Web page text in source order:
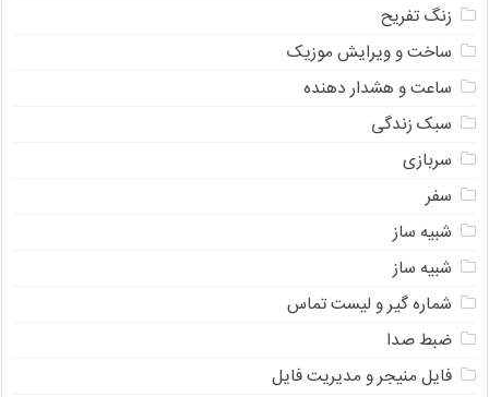
زنگ تفریح
ساخت و ویرایش موزیک
ساعت و هشدار دهنده
سبک زندگی
سربازی
سفر
شبیه ساز
شبیه ساز
شماره گیر و لیست تماس
ضبط صدا
فایل منیجر و مدیریت فایل